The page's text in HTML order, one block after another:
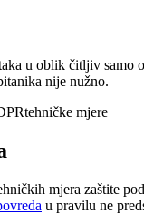
u oblik čitljiv
nije nužno.
tehničke mjere
mjera zaštite
u pravilu ne